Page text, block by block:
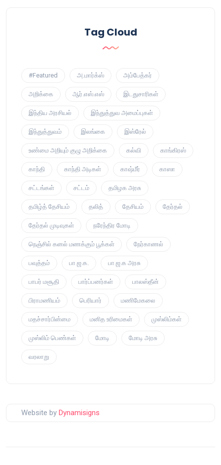
Tag Cloud
#Featured அ.மார்க்ஸ் அம்பேத்கர்
அறிக்கை ஆர்.எஸ்.எஸ் இடதுசாரிகள்
இந்திய அரசியல் இந்துத்துவ அமைப்புகள்
இந்துத்துவம் இலங்கை இஸ்ரேல்
உண்மை அறியும் குழு அறிக்கை கல்வி காங்கிரஸ்
காந்தி காந்தி அடிகள் காஷ்மீர் காஸா
சட்டங்கள் சட்டம் தமிழக அரசு
தமிழ்த் தேசியம் தலித் தேசியம் தேர்தல்
தேர்தல் முடிவுகள் நரேந்திர மோடி
நெஞ்சில் கனல் மணக்கும் பூக்கள் நேர்காணல்
பவுத்தம் பா.ஜ.க. பா.ஜ.க அரசு
பாபர் மசூதி பார்ப்பனர்கள் பாலஸ்தீன்
பிராமணியம் பெரியார் மணிமேகலை
மதச்சார்பின்மை மனித உரிமைகள் முஸ்லிம்கள்
முஸ்லிம் பெண்கள் மோடி மோடி அரசு
வரலாறு
Website by Dynamisigns